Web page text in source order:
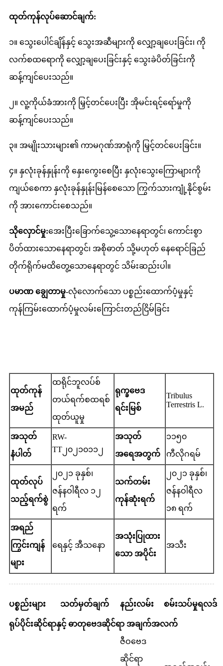
ထုတ်ကုန်လုပ်ဆောင်ချက်:
၁။ သွေးပေါင်ချိန်နှင့် သွေးအဆီများကို လျှော့ချပေးခြင်း၊ ကို
လက်စထရောကို လျှော့ချပေးခြင်းနှင့် သွေးခဲပိတ်ခြင်းကို
ဆန့်ကျင်ပေးသည်။
၂။ လူ့ကိုယ်ခံအားကို မြှင့်တင်ပေးပြီး အိုမင်းရင့်ရော်မှုကို
ဆန့်ကျင်ပေးသည်။
၃။ အမျိုးသားများ၏ ကာမဂုဏ်အာရုံကို မြှင့်တင်ပေးခြင်း။
၄။ နှလုံးခုန်နှုန်းကို နှေးကွေးစေပြီး နှလုံးသွေးကြောများကို
ကျယ်စေကာ နှလုံးခုန်နှုန်းမြန်စေသော ကြွက်သားကျုံ့နိုင်စွမ်း
ကို အားကောင်းစေသည်။
သိုလှောင်မှု:အေးပြီးခြောက်သွေ့သောနေရာတွင်၊ ကောင်းစွာ
ပိတ်ထားသောနေရာတွင်၊ အစိုဓာတ် သို့မဟုတ် နေရောင်ခြည်
တိုက်ရိုက်မထိတွေ့သောနေရာတွင် သိမ်းဆည်းပါ။
ပမာဏ ချွေတာမှု-လုံလောက်သော ပစ္စည်းထောက်ပံ့မှုနှင့်
ကုန်ကြမ်းထောက်ပံ့မှုလမ်းကြောင်းတည်ငြိမ်ခြင်း
ထုတ်ကုန်
အမည်
ထရိုင်ဘူလပ်စ်
တယ်ရက်စထရစ်
ထုတ်ယူမှု
ရုက္ခဗေဒ
ရင်းမြစ်
Tribulus
Terrestris L.
အသုတ်
နံပါတ်
RW-
TT၂၀၂၁၀၁၁၂
အသုတ်
အရေအတွက်
၁၁၅၀
ကီလိုဂရမ်
ထုတ်လုပ်
သည့်ရက်စွဲ
၂၀၂၁ ခုနှစ်၊
ဇန်နဝါရီလ ၁၂
ရက်
သက်တမ်း
ကုန်ဆုံးရက်
၂၀၂၁ ခုနှစ်၊
ဇန်နဝါရီလ
၁၈ ရက်
အရည်
ကြွင်းကျန်
များ
ရေနှင့် အီသနော
အသုံးပြုထား
သော အပိုင်း
အသီး
ပစ္စည်းများ သတ်မှတ်ချက် နည်းလမ်း စမ်းသပ်မှုရလဒ်
ရုပ်ပိုင်းဆိုင်ရာနှင့် ဓာတုဗေဒဆိုင်ရာ အချက်အလက်
ဇီဝဗေဒ
ဆိုင်ရာ